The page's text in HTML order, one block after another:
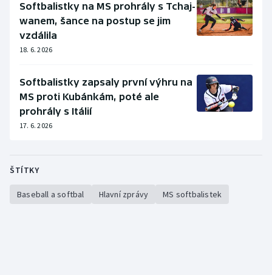
Softbalistky na MS prohrály s Tchaj-
wanem, šance na postup se jim
vzdálila
18. 6. 2026
Softbalistky zapsaly první výhru na
MS proti Kubánkám, poté ale
prohrály s Itálií
17. 6. 2026
ŠTÍTKY
Baseball a softbal Hlavní zprávy MS softbalistek